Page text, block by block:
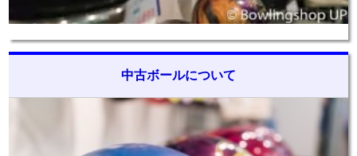
中古ボールについて